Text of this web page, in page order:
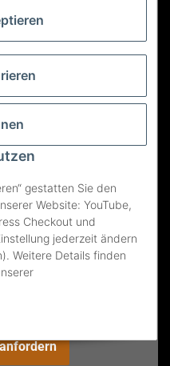
gestatten Sie den
Website: YouTube,
Checkout und
jederzeit ändern
Weitere Details finden